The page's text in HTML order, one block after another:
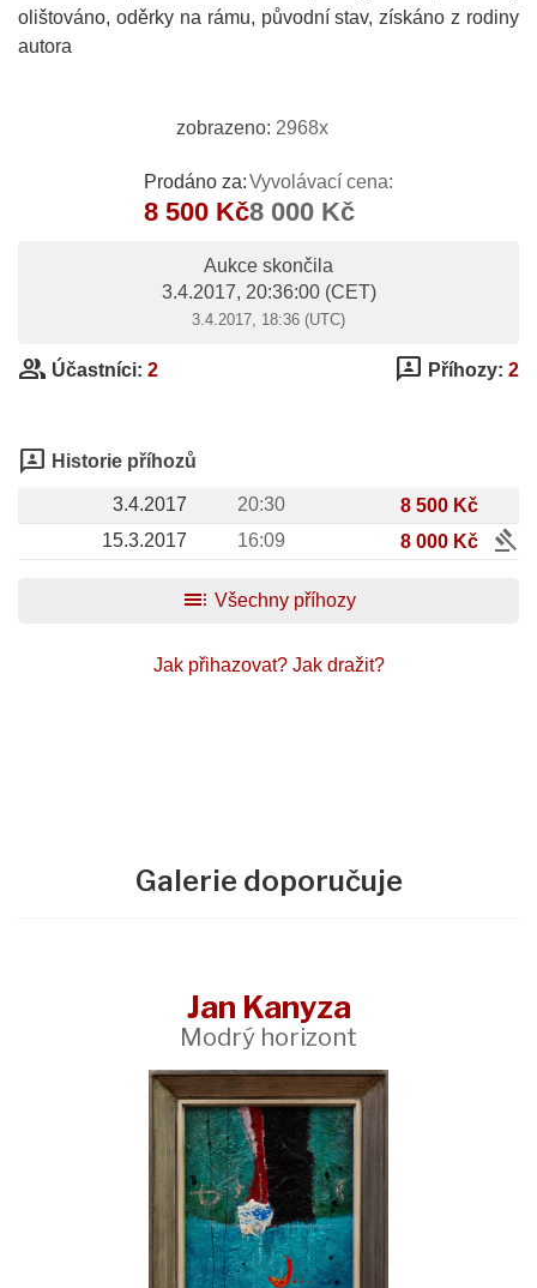
olištováno, oděrky na rámu, původní stav, získáno z rodiny
autora
zobrazeno: 2968x
Prodáno za:
8 500 Kč
Vyvolávací cena:
8 000 Kč
Aukce skončila
3.4.2017, 20:36:00(CET)
3.4.2017, 18:36 (UTC)
group Účastníci: 2 3p Příhozy: 2
3p Historie příhozů
3.4.2017 20:30
8 500 Kč
15.3.2017
16:09 8 000 Kč
gavel
toc Všechny příhozy
Jak přihazovat? Jak dražit?
Galerie doporučuje
Jan Kanyza
Modrý horizont